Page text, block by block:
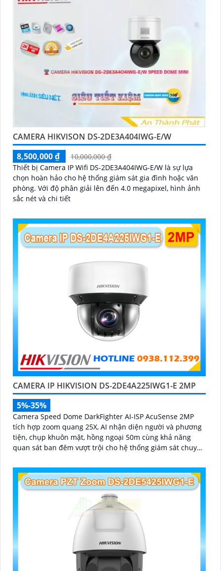
CAMERA HIKVISON DS-2DE3A404IWG-E/W
8,500,000 ₫
10,000,000 ₫
Thiết bị Camera IP Wifi DS-2DE3A404IWG-E/W là sự lựa
chọn hoàn hảo cho hệ thống giám sát gia đình hoặc văn
phòng. Với độ phân giải lên đến 4.0 megapixel, hình ảnh
sắc nét và chi tiết
CAMERA IP HIKVISION DS-2DE4A225IWG1-E 2MP
5%-35%
Camera Speed Dome DarkFighter AI-ISP AcuSense 2MP
tích hợp zoom quang 25X, AI nhận diện người và phương
tiện, chụp khuôn mặt, hồng ngoại 50m cùng khả năng
quan sát ban đêm vượt trội cho hệ thống giám sát chuyên